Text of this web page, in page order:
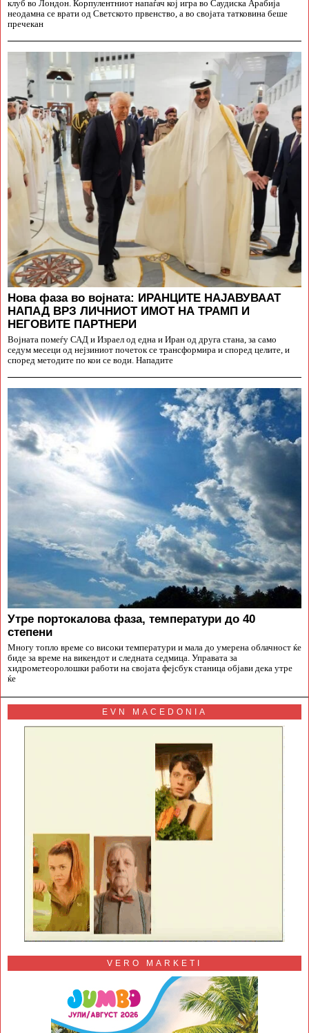
клуб во Лондон. Корпулентниот напаѓач кој игра во Саудиска Арабија
неодамна се врати од Светското првенство, а во својата татковина беше
пречекан
Нова фаза во војната: ИРАНЦИТЕ НАЈАВУВААТ
НАПАД ВРЗ ЛИЧНИОТ ИМОТ НА ТРАМП И
НЕГОВИТЕ ПАРТНЕРИ
Војната помеѓу САД и Израел од една и Иран од друга стана, за само
седум месеци од нејзиниот почеток се трансформира и според целите, и
според методите по кои се води. Нападите
Утре портокалова фаза, температури до 40
степени
Многу топло време со високи температури и мала до умерена облачност ќе
биде за време на викендот и следната седмица. Управата за
хидрометеоролошки работи на својата фејсбук станица објави дека утре
ќе
EVN MACEDONIA
VERO MARKETI